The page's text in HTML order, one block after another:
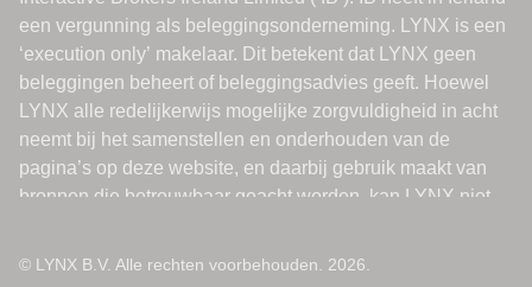
© LYNX B.V. Alle rechten voorbehouden. 2026.